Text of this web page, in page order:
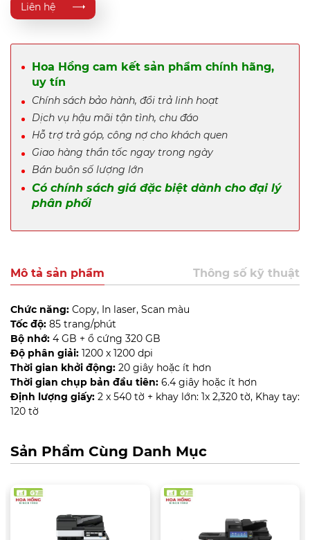
Liên hệ
Hoa Hồng cam kết sản phẩm chính hãng,
uy tín
Chính sách bảo hành, đổi trả linh hoạt
Dịch vụ hậu mãi tận tình, chu đáo
Hỗ trợ trả góp, công nợ cho khách quen
Giao hàng thần tốc ngay trong ngày
Bán buôn số lượng lớn
Có chính sách giá đặc biệt dành cho đại lý
phân phối
Mô tả sản phẩm Thông số kỹ thuật
Chức năng: Copy, In laser, Scan màu
Tốc độ: 85 trang/phút
Bộ nhớ: 4 GB + ổ cứng 320 GB
Độ phân giải: 1200 x 1200 dpi
Thời gian khởi động: 20 giây hoặc ít hơn
Thời gian chụp bản đầu tiên: 6.4 giây hoặc ít hơn
Định lượng giấy: 2 x 540 tờ + khay lớn: 1x 2,320 tờ, Khay tay:
120 tờ
Sản Phẩm Cùng Danh Mục